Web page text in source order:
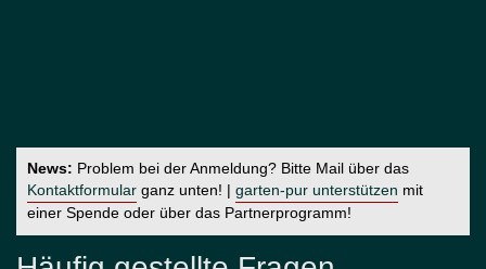
News: Problem bei der Anmeldung? Bitte Mail über das
Kontaktformular ganz unten! | garten-pur unterstützen mit
einer Spende oder über das Partnerprogramm!